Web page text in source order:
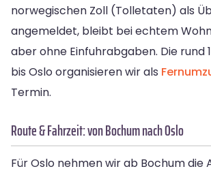
norwegischen Zoll (Tolletaten) als
angemeldet, bleibt bei echtem
aber ohne Einfuhrabgaben. Die rund
bis Oslo organisieren wir als
Termin.
Route & Fahrzeit: von Bochum nach Oslo
Für Oslo nehmen wir ab Bochum die